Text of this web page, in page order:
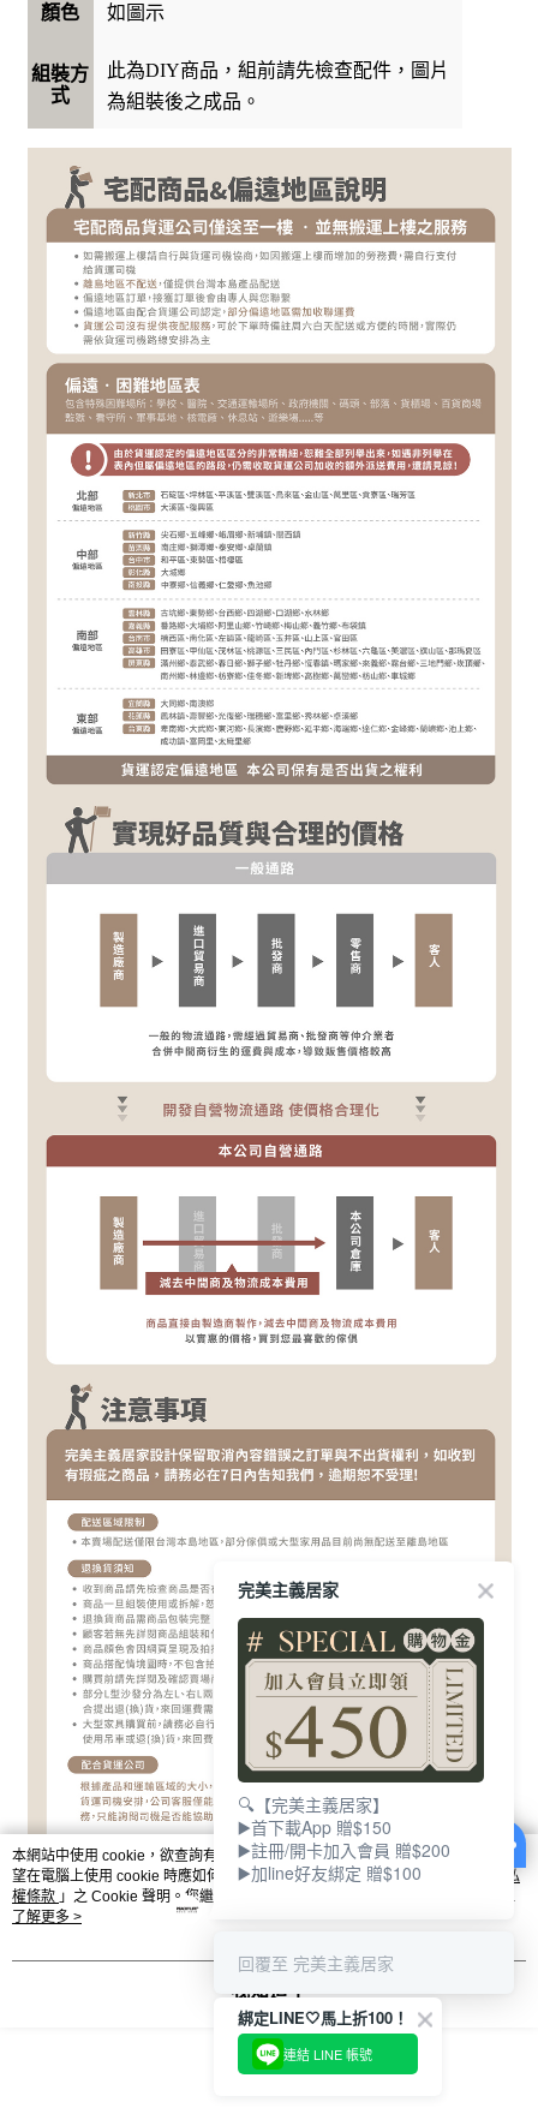
顏色 如圖示
組裝方
式
此為DIY商品，組前請先檢查配件，圖片
為組裝後之成品。
顯示電腦版詳細說明
本網站中使用 cookie，欲查詢有關本網站使用 cookie 方式之詳情，及若您不希
望在電腦上使用 cookie 時應如何變更電腦的 cookie 設定，請參閱本網站「
隱私
權條款 」之 Cookie 聲明。您繼續使用本網站即表示您同意本公司得按本網站使
用條款之 Cookie 聲明使用 cookie。
了解更多 >
我知道了
完美主義居家
🔍【完美主義居家】
▶️首下載App 贈$150
▶️註冊/開卡加入會員 贈$200
▶️加line好友綁定 贈$100
回覆至 完美主義居家
綁定LINE🤍馬上折100！
連結 LINE 帳號